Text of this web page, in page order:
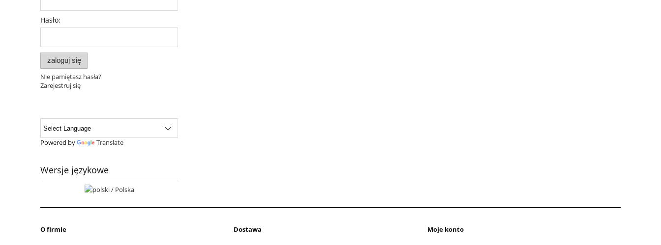
Hasło:
zaloguj się
Nie pamiętasz hasła?
Zarejestruj się
Powered by Translate
Wersje językowe
O firmie Dostawa Moje konto